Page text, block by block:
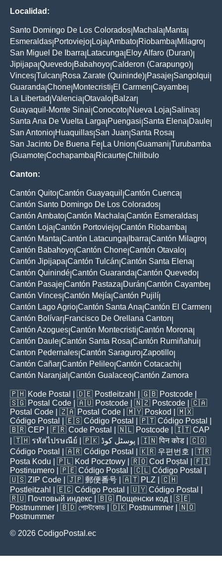
Localidad:
Santo Domingo De Los Colorados Machala Manta
Esmeraldas Portoviejo Loja Ambato Riobamba Milagro
San Miguel De Ibarra Latacunga Eloy Alfaro (Duran)
Jipijapa Quevedo Babahoyo Calderon (Carapungo)
Vinces Tulcan Rosa Zarate (Quininde) Pasaje Sangolqui
Guaranda Chone Montecristi El Carmen Cayambe
La Libertad Valencia Otavalo Balzar
Guayaquil-Monte Sinai Conocoto Nueva Loja Salinas
Santa Ana De Vuelta Larga Puengasi Santa Elena Daule
San Antonio Huaquillas San Juan Santa Rosa
San Jacinto De Buena Fe La Union Guamani Turubamba
Guamote Cochapamba Ricaurte Chilibulo
Canton:
Cantón Quito Cantón Guayaquil Cantón Cuenca
Cantón Santo Domingo De Los Colorados
Cantón Ambato Cantón Machala Cantón Esmeraldas
Cantón Loja Cantón Portoviejo Cantón Riobamba
Cantón Manta Cantón Latacunga Ibarra Cantón Milagro
Cantón Babahoyo Cantón Chone Cantón Otavalo
Cantón Jipijapa Cantón Tulcán Cantón Santa Elena
Cantón Quinindé Cantón Guaranda Cantón Quevedo
Cantón Pasaje Cantón Pastaza Durán Cantón Cayambe
Cantón Vinces Cantón Mejía Cantón Pujilí
Cantón Lago Agrio Cantón Santa Ana Cantón El Carmen
Cantón Bolívar Francisco De Orellana Canton
Cantón Azogues Cantón Montecristi Cantón Morona
Cantón Daule Cantón Santa Rosa Cantón Rumiñahui
Canton Pedernales Cantón Saraguro Zapotillo
Cantón Cañar Cantón Pelileo Cantón Cotacachi
Cantón Naranjal Cantón Gualaceo Cantón Zamora
🇵🇭 Kode Postal | 🇩🇪 Postleitzahl | 🇬🇧 Postcode
🇸🇬 Postal Code | 🇦🇺 Postcode | 🇳🇿 Postcode | 🇨🇦
Postal Code | 🇿🇦 Postal Code | 🇲🇾 Poskod
| 🇲🇽
Código Postal
| 🇪🇸 Código Postal | 🇵🇹 Código Postal
🇧🇷 CEP | 🇫🇷 Code Postal | 🇳🇱 Postcode | 🇮🇹 CAP
| 🇹🇭 รหัสไปรษณีย์ | 🇵🇰 پوسٹل کوڈ | 🇮🇳पिन कोड | 🇨🇴
Código Postal
| 🇦🇷 Código Postal | 🇰🇷 우편번호
| 🇹🇷
Posta Kodu | 🇵🇱 Kod Pocztowy | 🇷🇴 Cod Poștal
| 🇫🇮
Postinumero | 🇵🇪 Código Postal | 🇨🇱 Código Postal
🇺🇸 ZIP Code | 🇯🇵 郵便番号 | 🇦🇹 PLZ | 🇨🇭
Postleitzahl
| 🇪🇨 Código Postal | 🇺🇾 Código Postal
🇷🇺 Почтовый индекс | 🇧🇬 Пощенски код | 🇸🇪
Postnummer | 🇧🇩 পোস্টকোড | 🇩🇰 Postnummer | 🇳🇴
Postnummer
© 2026 CodigoPostal.ec